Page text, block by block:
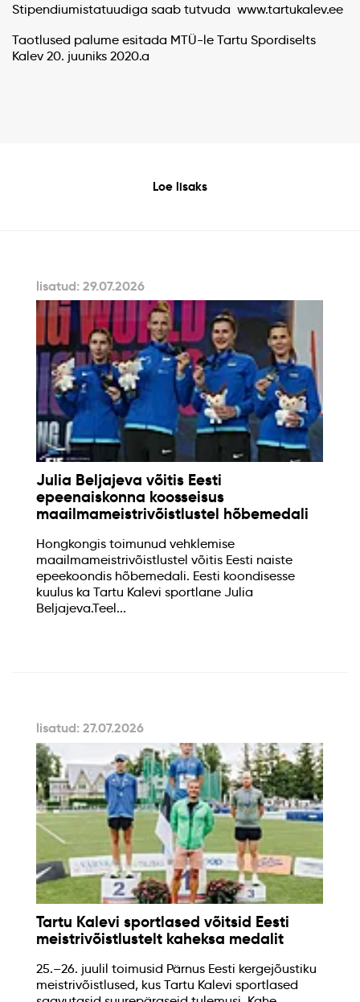
Stipendiumistatuudiga saab tutvuda www.tartukalev.ee
Taotlused palume esitada MTÜ-le Tartu Spordiselts
Kalev 20. juuniks 2020.a
Loe lisaks
lisatud: 29.07.2026
Julia Beljajeva võitis Eesti
epeenaiskonna koosseisus
maailmameistrivõistlustel hõbemedali
Hongkongis toimunud vehklemise
maailmameistrivõistlustel võitis Eesti naiste
epeekoondis hõbemedali. Eesti koondisesse
kuulus ka Tartu Kalevi sportlane Julia
Beljajeva.Teel...
lisatud: 27.07.2026
Tartu Kalevi sportlased võitsid Eesti
meistrivõistlustelt kaheksa medalit
25.–26. juulil toimusid Pärnus Eesti kergejõustiku
meistrivõistlused, kus Tartu Kalevi sportlased